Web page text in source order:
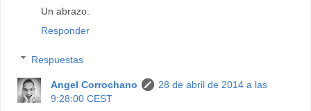
Un abrazo.
Responder
Respuestas
Angel Corrochano
28 de abril de 2014 a las
9:28:00 CEST